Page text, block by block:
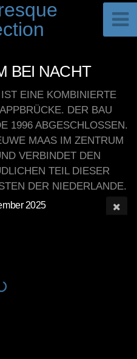
BEI NACHT
EINE KOMBINIERTE
DER BAU
1996 ABGESCHLOSSEN.
MAAS IM ZENTRUM
VERBINDET DEN
TEIL DIESER
DER NIEDERLANDE.
2025